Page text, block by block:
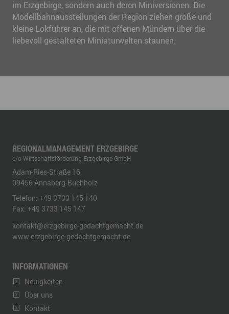
im Erzgebirge, sondern auch deren Miniversionen. Die
Modellbahnausstellungen der Region ziehen große und
kleine Lokführer an, die mit offenen Mündern über die
liebevoll gestalteten Miniaturwelten staunen.
REGIONALMANAGEMENT ERZGEBIRGE
c/o Wirtschaftsförderung Erzgebirge GmbH
Adam-Ries-Straße 16
09456 Annaberg-Buchholz
Telefon: +49 3733 145 140
Fax: +49 3733 145 147
kontakt@erzgebirge-gedachtgemacht.de
www.erzgebirge-gedachtgemacht.de
INFORMATIONEN
Neuigkeiten
Über uns
Kontakt